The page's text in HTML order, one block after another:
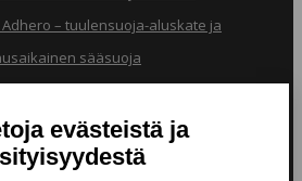
Adhero – tuulensuoja-aluskate ja
sääsuoja
ja -teipit